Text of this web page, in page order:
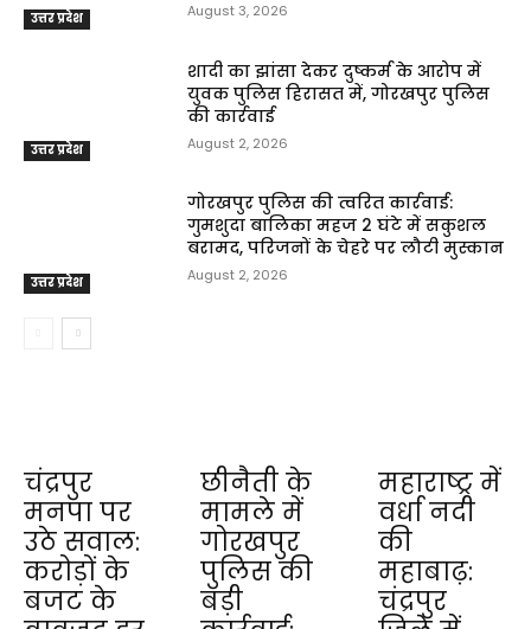
उत्तर प्रदेश August 3, 2026
उत्तर प्रदेश
शादी का झांसा देकर दुष्कर्म के आरोप में
युवक पुलिस हिरासत में, गोरखपुर पुलिस
की कार्रवाई
August 2, 2026
उत्तर प्रदेश
गोरखपुर पुलिस की त्वरित कार्रवाई:
गुमशुदा बालिका महज 2 घंटे में सकुशल
बरामद, परिजनों के चेहरे पर लौटी मुस्कान
August 2, 2026
चंद्रपुर
मनपा पर
उठे सवाल:
करोड़ों के
बजट के
छीनैती के
मामले में
गोरखपुर
पुलिस की
बड़ी
महाराष्ट्र में
वर्धा नदी
की
महाबाढ़:
चंद्रपुर